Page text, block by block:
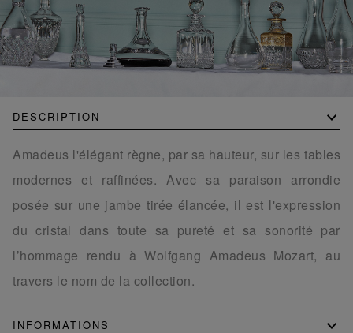
DESCRIPTION
Amadeus l'élégant règne, par sa hauteur, sur les tables
modernes et raffinées. Avec sa paraison arrondie
posée sur une jambe tirée élancée, il est l'expression
du cristal dans toute sa pureté et sa sonorité par
l’hommage rendu à Wolfgang Amadeus Mozart, au
travers le nom de la collection.
INFORMATIONS